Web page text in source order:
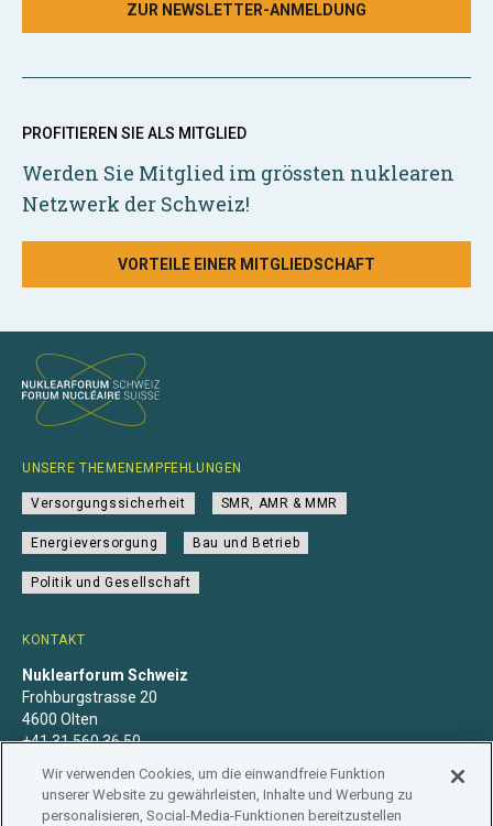
ZUR NEWSLETTER-ANMELDUNG
PROFITIEREN SIE ALS MITGLIED
Werden Sie Mitglied im grössten nuklearen
Netzwerk der Schweiz!
VORTEILE EINER MITGLIEDSCHAFT
KONTAKT
Nuklearforum Schweiz
Frohburgstrasse 20
4600 Olten
+41 31 560 36 50
UNSERE THEMENEMPFEHLUNGEN
Versorgungssicherheit SMR, AMR & MMR
Energieversorgung Bau und Betrieb
Politik und Gesellschaft
Wir verwenden Cookies, um die einwandfreie Funktion
unserer Website zu gewährleisten, Inhalte und Werbung zu
personalisieren, Social-Media-Funktionen bereitzustellen